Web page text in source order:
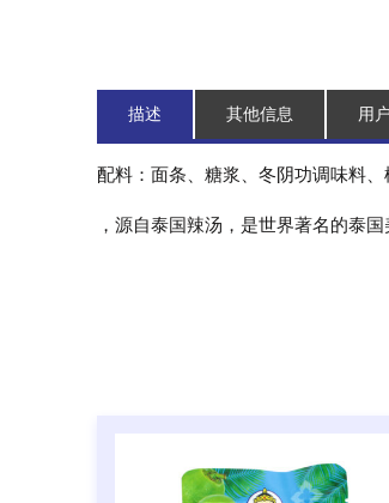
描述 其他信息 用
配料：面条、糖浆、冬阴功调味料、
，源自泰国辣汤，是世界著名的泰